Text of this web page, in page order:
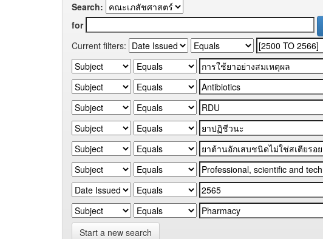
Search:
for
Current filters:
Start a new search